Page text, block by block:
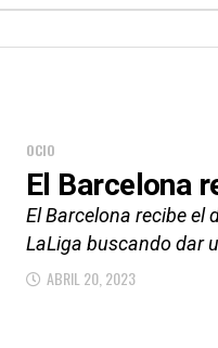
OCIO
El Barcelona
El Barcelona recibe el
LaLiga buscando dar
ABRIL 20, 2023